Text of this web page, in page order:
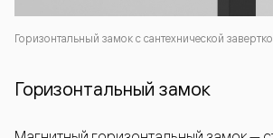
Горизонтальный замок с сантехнической
Горизонтальный замок